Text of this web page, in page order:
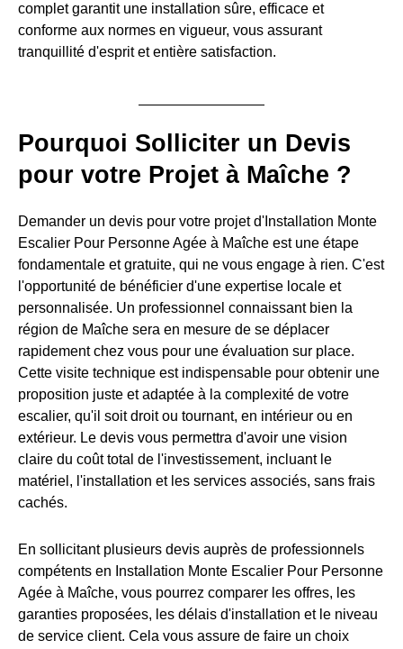
complet garantit une installation sûre, efficace et
conforme aux normes en vigueur, vous assurant
tranquillité d'esprit et entière satisfaction.
Pourquoi Solliciter un Devis
pour votre Projet à Maîche ?
Demander un devis pour votre projet d'Installation Monte
Escalier Pour Personne Agée à Maîche est une étape
fondamentale et gratuite, qui ne vous engage à rien. C'est
l'opportunité de bénéficier d'une expertise locale et
personnalisée. Un professionnel connaissant bien la
région de Maîche sera en mesure de se déplacer
rapidement chez vous pour une évaluation sur place.
Cette visite technique est indispensable pour obtenir une
proposition juste et adaptée à la complexité de votre
escalier, qu'il soit droit ou tournant, en intérieur ou en
extérieur. Le devis vous permettra d'avoir une vision
claire du coût total de l'investissement, incluant le
matériel, l'installation et les services associés, sans frais
cachés.
En sollicitant plusieurs devis auprès de professionnels
compétents en Installation Monte Escalier Pour Personne
Agée à Maîche, vous pourrez comparer les offres, les
garanties proposées, les délais d'installation et le niveau
de service client. Cela vous assure de faire un choix